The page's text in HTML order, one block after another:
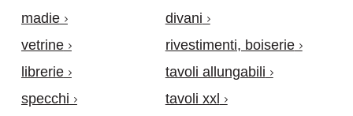
madie
vetrine
librerie
specchi
divani
rivestimenti, boiserie
tavoli allungabili
tavoli xxl